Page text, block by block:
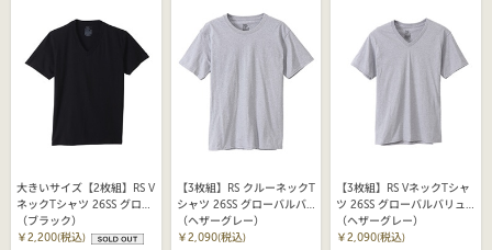
大きいサイズ【2枚組】RS V
ネックTシャツ 26SS グロー
バルバリューライン ヘイン
ズ (HM1EY704)
（ブラック）
￥2,200(税込)
【3枚組】RS クルーネックT
シャツ 26SS グローバルバ
リューライン ヘインズ
(HM1EY701)
（ヘザーグレー）
￥2,090(税込)
【3枚組】RS VネックTシャ
ツ 26SS グローバルバリュ
ーライン ヘインズ
(HM1EY703)
（ヘザーグレー）
￥2,090(税込)